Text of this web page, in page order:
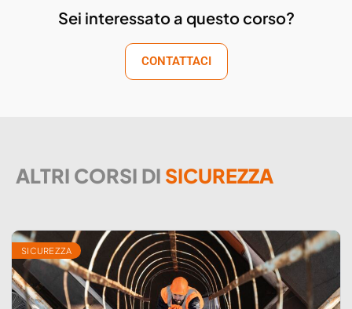
Sei interessato a questo corso?
CONTATTACI
ALTRI CORSI DI SICUREZZA
SICUREZZA